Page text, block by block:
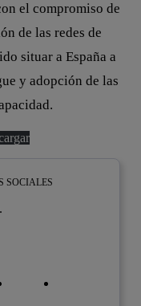
el compromiso de
de las redes de
situar a España a
y adopción de las
SOCIALES